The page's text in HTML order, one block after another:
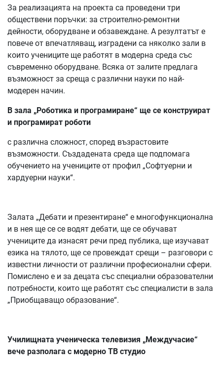
За реализацията на проекта са проведени три
обществени поръчки: за строително-ремонтни
дейности, оборудване и обзавеждане. А резултатът е
повече от впечатляващ, изградени са няколко зали в
които учениците ще работят в модерна среда със
съвременно оборудване. Всяка от залите предлага
възможност за среща с различни науки по най-
модерен начин.
В зала „Роботика и програмиране“ ще се конструират
и програмират роботи
с различна сложност, според възрастовите
възможности. Създадената среда ще подпомага
обучението на учениците от профил „Софтуерни и
хардуерни науки“.
Залата „Дебати и презентиране“ е многофункционална
и в нея ще се се водят дебати, ще се обучават
учениците да изнасят речи пред публика, ще изучават
езика на тялото, ще се провеждат срещи – разговори с
известни личности от различни професионални сфери.
Помислено е и за децата със специални образователни
потребности, които ще работят със специалисти в зала
„Приобщаващо образование“.
Училищната ученическа телевизия „Междучасие“
вече разполага с модерно ТВ студио